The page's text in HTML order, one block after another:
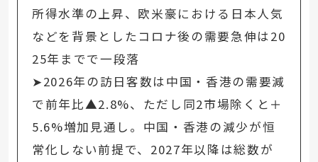
所得水準の上昇、欧米豪における日本人気
などを背景としたコロナ後の需要急伸は20
25年までで一段落
➤2026年の訪日客数は中国・香港の需要減
で前年比▲2.8%、ただし同2市場除くと＋
5.6%増加見通し。中国・香港の減少が恒
常化しない前提で、2027年以降は総数が